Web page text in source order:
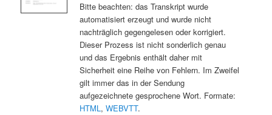
Bitte beachten: das Transkript wurde
automatisiert erzeugt und wurde nicht
nachträglich gegengelesen oder korrigiert.
Dieser Prozess ist nicht sonderlich genau
und das Ergebnis enthält daher mit
Sicherheit eine Reihe von Fehlern. Im Zweifel
gilt immer das in der Sendung
aufgezeichnete gesprochene Wort. Formate:
HTML, WEBVTT.